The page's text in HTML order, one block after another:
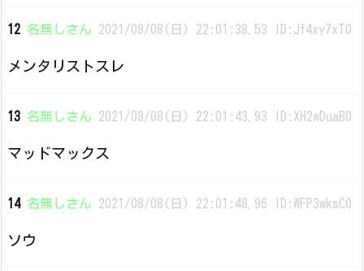
12 名無しさん 2021/08/08(日) 22:01:38.53 ID:Jf4xy7xT0
メンタリストスレ
13 名無しさん 2021/08/08(日) 22:01:43.93 ID:XH2wDuaB0
マッドマックス
14 名無しさん 2021/08/08(日) 22:01:48.96 ID:WFP3wksC0
ソウ